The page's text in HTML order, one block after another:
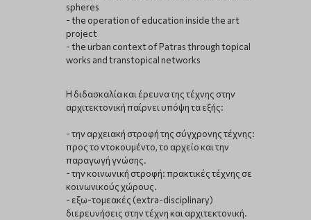
spheres
- the operation of education inside the art
project
- the urban context of Patras through topical
works and transtopical networks
Η διδασκαλία και έρευνα της τέχνης στην
αρχιτεκτονική παίρνει υπόψη τα εξής:
- την αρχειακή στροφή της σύγχρονης τέχνης:
προς το ντοκουμέντο, το αρχείο και την
παραγωγή γνώσης.
- την κοινωνική στροφή: πρακτικές τέχνης σε
κοινωνικούς χώρους.
- εξω-τομεακές (extra-disciplinary)
διερευνήσεις στην τέχνη και αρχιτεκτονική.